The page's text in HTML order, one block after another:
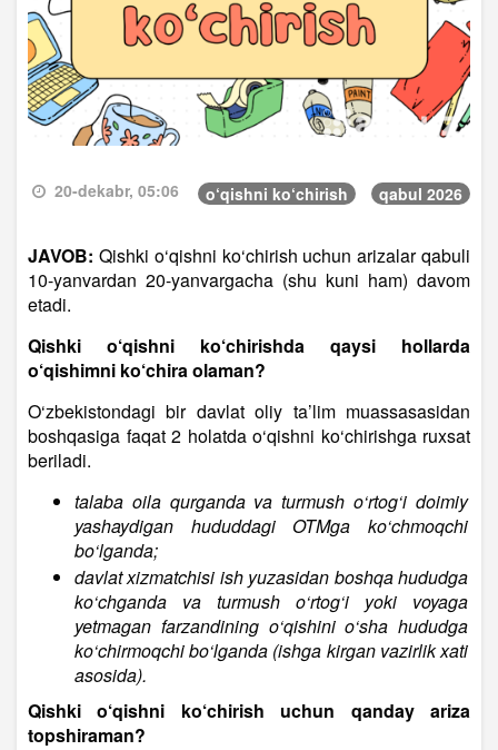
20-dekabr, 05:06 o‘qishni ko‘chirish qabul 2026
JAVOB: Qishki o‘qishni ko‘chirish uchun arizalar qabuli
10-yanvardan 20-yanvargacha (shu kuni ham) davom
etadi.
Qishki o‘qishni ko‘chirishda qaysi hollarda
o‘qishimni ko‘chira olaman?
O‘zbekistondagi bir davlat oliy ta’lim muassasasidan
boshqasiga faqat 2 holatda o‘qishni ko‘chirishga ruxsat
beriladi.
talaba oila qurganda va turmush o‘rtog‘i doimiy
yashaydigan hududdagi OTMga ko‘chmoqchi
bo‘lganda;
davlat xizmatchisi ish yuzasidan boshqa hududga
ko‘chganda va turmush o‘rtog‘i yoki voyaga
yetmagan farzandining o‘qishini o‘sha hududga
ko‘chirmoqchi bo‘lganda (ishga kirgan vazirlik xati
asosida).
Qishki o‘qishni ko‘chirish uchun qanday ariza
topshiraman?